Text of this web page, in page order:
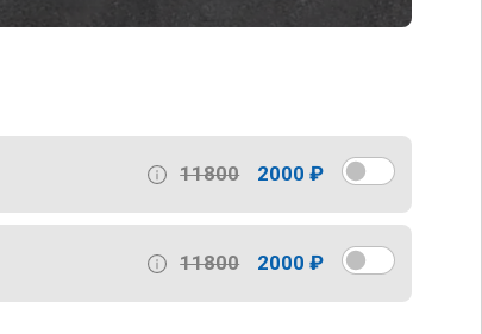
11800 2000 ₽
11800 2000 ₽